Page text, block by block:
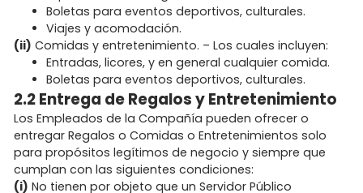
Boletas para eventos deportivos, culturales.
Viajes y acomodación.
(ii) Comidas y entretenimiento. – Los cuales incluyen:
Entradas, licores, y en general cualquier comida.
Boletas para eventos deportivos, culturales.
2.2 Entrega de Regalos y Entretenimiento
Los Empleados de la Compañía pueden ofrecer o
entregar Regalos o Comidas o Entretenimientos solo
para propósitos legítimos de negocio y siempre que
cumplan con las siguientes condiciones:
(i) No tienen por objeto que un Servidor Público